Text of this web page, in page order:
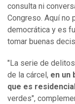
consulta ni
Congreso. Aquí no
democrática y es
tomar buenas
"La serie de
de la cárcel, en un
que es
verdes",